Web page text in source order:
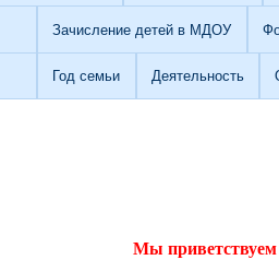
Зачисление детей в МДОУ
Год семьи Деятельность
Мы приветствуем